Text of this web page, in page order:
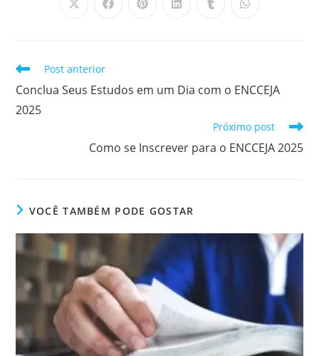
Abre
Abre Abre Abre Abre Abre
Leia
artigos
Post anterior
Conclua Seus Estudos em um Dia com o ENCCEJA
2025
Próximo post
Como se Inscrever para o ENCCEJA 2025
VOCÊ TAMBÉM PODE GOSTAR